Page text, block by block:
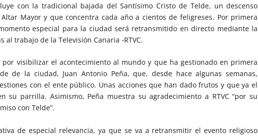
con la tradicional bajada del Santísimo Cristo de Telde, un descenso
Mayor y que concentra cada año a cientos de feligreses. Por primera
especial para la ciudad será retransmitido en directo mediante la
al trabajo de la Televisión Canaria -RTVC.
visibilizar el acontecimiento al mundo y que ha gestionado en primera
de la ciudad, Juan Antonio Peña, que, desde hace algunas semanas,
con el ente público. Unas acciones que han dado frutos y que ya el
su parrilla. Asimismo, Peña muestra su agradecimiento a RTVC “por su
con Telde”.
de especial relevancia, ya que se va a retransmitir el evento religioso